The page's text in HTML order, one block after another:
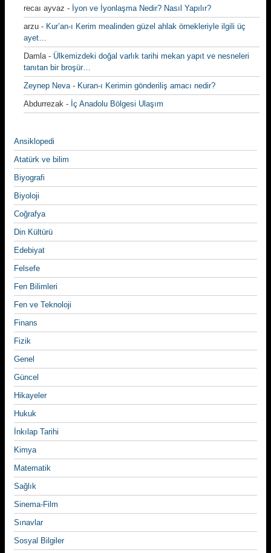
recaı ayvaz - İyon ve İyonlaşma Nedir? Nasıl Yapılır?
arzu - Kur’an-ı Kerim mealinden güzel ahlak örnekleriyle ilgili üç
ayet…
Damla - Ülkemizdeki doğal varlık tarihi mekan yapıt ve nesneleri
tanıtan bir broşür…
Zeynep Neva - Kuran-ı Kerimin gönderiliş amacı nedir?
Abdurrezak - İç Anadolu Bölgesi Ulaşım
Ansiklopedi
Atatürk ve bilim
Biyografi
Biyoloji
Coğrafya
Din Kültürü
Edebiyat
Felsefe
Fen Bilimleri
Fen ve Teknoloji
Finans
Fizik
Genel
Güncel
Hikayeler
Hukuk
İnkılap Tarihi
Kimya
Matematik
Sağlık
Sinema-Film
Sınavlar
Sosyal Bilgiler